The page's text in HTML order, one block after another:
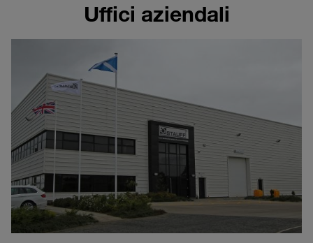
Uffici aziendali